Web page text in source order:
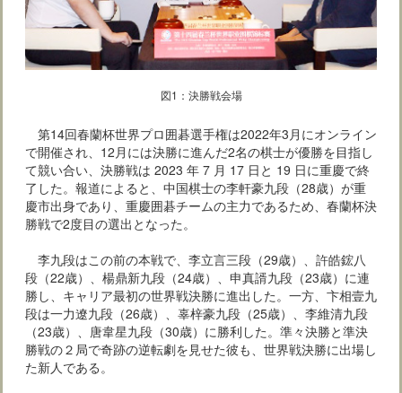
図1：決勝戦会場
第14回春蘭杯世界プロ囲碁選手権は2022年3月にオンライン
で開催され、12月には決勝に進んだ2名の棋士が優勝を目指し
て競い合い、決勝戦は 2023 年 7 月 17 日と 19 日に重慶で終
了した。報道によると、中国棋士の李軒豪九段（28歳）が重
慶市出身であり、重慶囲碁チームの主力であるため、春蘭杯決
勝戦で2度目の選出となった。
李九段はこの前の本戦で、李立言三段（29歳）、許皓鋐八
段（22歳）、楊鼎新九段（24歳）、申真諝九段（23歳）に連
勝し、キャリア最初の世界戦決勝に進出した。一方、卞相壹九
段は一力遼九段（26歳）、辜梓豪九段（25歳）、李維清九段
（23歳）、唐韋星九段（30歳）に勝利した。準々決勝と準決
勝戦の２局で奇跡の逆転劇を見せた彼も、世界戦決勝に出場し
た新人である。